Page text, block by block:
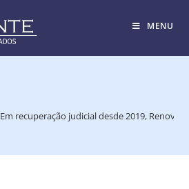
MENU
Em recuperação judicial desde 2019, Renova